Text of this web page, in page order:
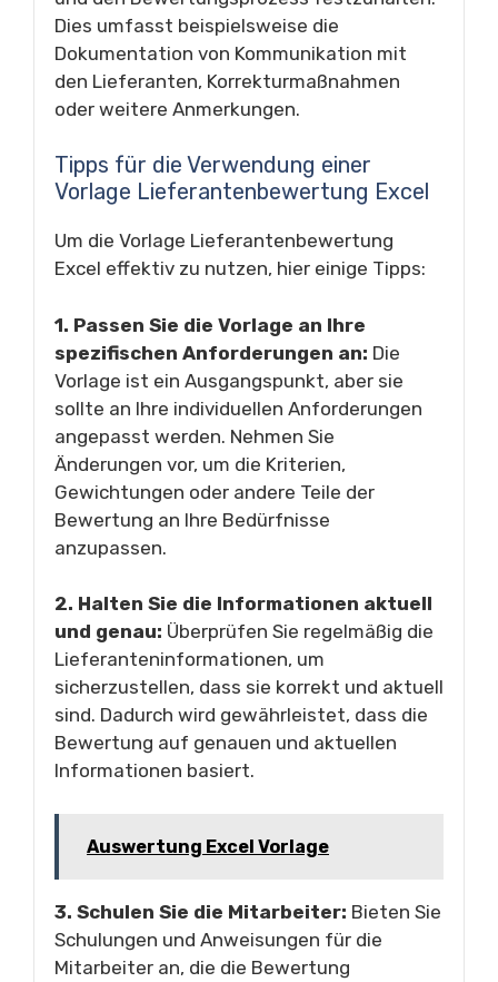
Dies umfasst beispielsweise die
Dokumentation von Kommunikation mit
den Lieferanten, Korrekturmaßnahmen
oder weitere Anmerkungen.
Tipps für die Verwendung einer
Vorlage Lieferantenbewertung Excel
Um die Vorlage Lieferantenbewertung
Excel effektiv zu nutzen, hier einige Tipps:
1. Passen Sie die Vorlage an Ihre
spezifischen Anforderungen an: Die
Vorlage ist ein Ausgangspunkt, aber sie
sollte an Ihre individuellen Anforderungen
angepasst werden. Nehmen Sie
Änderungen vor, um die Kriterien,
Gewichtungen oder andere Teile der
Bewertung an Ihre Bedürfnisse
anzupassen.
2. Halten Sie die Informationen aktuell
und genau: Überprüfen Sie regelmäßig die
Lieferanteninformationen, um
sicherzustellen, dass sie korrekt und aktuell
sind. Dadurch wird gewährleistet, dass die
Bewertung auf genauen und aktuellen
Informationen basiert.
Auswertung Excel Vorlage
3. Schulen Sie die Mitarbeiter: Bieten Sie
Schulungen und Anweisungen für die
Mitarbeiter an, die die Bewertung